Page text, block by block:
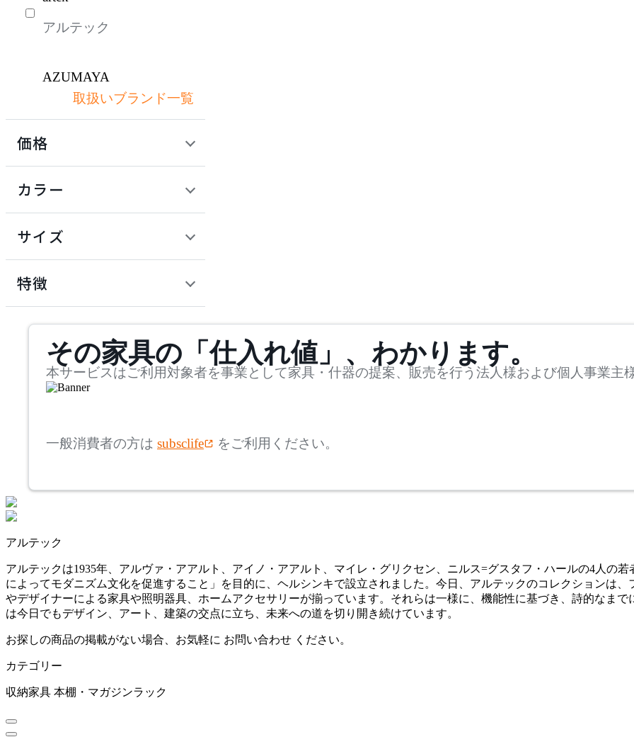
アルテック
AZUMAYA
アズマヤ
ボーコンセプト
cascando
ドッタス
ヒダ
HIKARI
ヒカリ
取扱いブランド一覧
価格
カラー
サイズ
mm
検索
~
~
特徴
その家具の「仕入れ値」、わかります。
本サービスはご利用対象者を事業として家具・什器の提案、販売を行う法人様および個人事業主
一般消費者の方は subsclife をご利用ください。
アルテック
アルテックは1935年、アルヴァ・アアルト、アイノ・アアルト、マイレ・グリクセン、ニルス=グスタフ・ハールの4人の
によってモダニズム文化を促進すること」を目的に、ヘルシンキで設立されました。今日、アルテックのコレクションは
やデザイナーによる家具や照明器具、ホームアクセサリーが揃っています。それらは一様に、機能性に基づき、詩的なま
は今日でもデザイン、アート、建築の交点に立ち、未来への道を切り開き続けています。
お探しの商品の掲載がない場合、お気軽に お問い合わせ ください。
カテゴリー
収納家具 本棚・マガジンラック